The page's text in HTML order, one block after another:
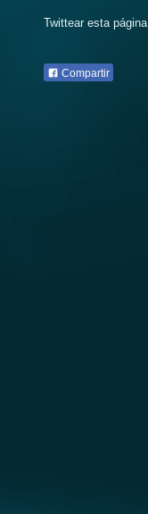
Twittear esta página
Compartir